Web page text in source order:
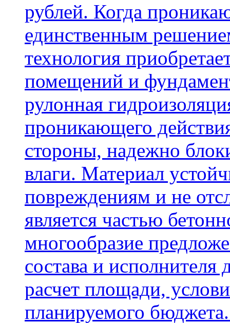
рублей. Когда
единственным
технология
помещений и
рулонная
проникающего
стороны, надежно
влаги. Материал
повреждениям и не
является частью
многообразие
состава и
расчет площади,
планируемого